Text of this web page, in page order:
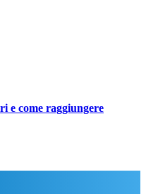
e come raggiungere